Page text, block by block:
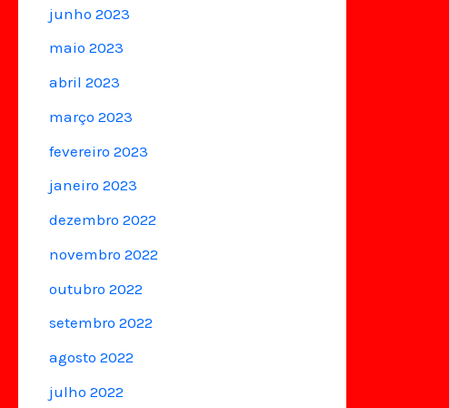
junho 2023
maio 2023
abril 2023
março 2023
fevereiro 2023
janeiro 2023
dezembro 2022
novembro 2022
outubro 2022
setembro 2022
agosto 2022
julho 2022